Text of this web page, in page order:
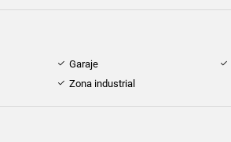
Garaje
Zona industrial